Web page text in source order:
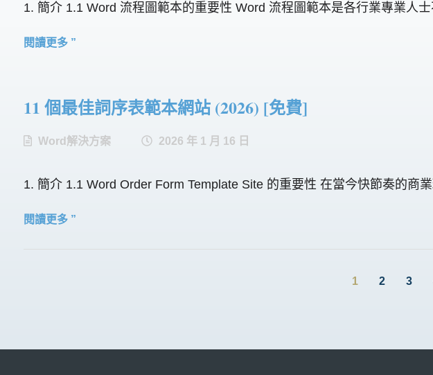
1. 簡介 1.1 Word 流程圖範本的重要性 Word 流程圖範本是各行業專業人
閱讀更多 ”
11 個最佳詞序表範本網站 (2026) [免費]
Word解決方案 2026 年 1 月 16 日
1. 簡介 1.1 Word Order Form Template Site 的重要性 在當今快節奏的商
閱讀更多 ”
1 2 3